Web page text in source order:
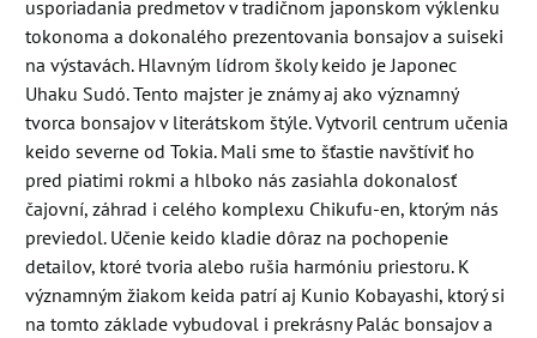
usporiadania predmetov v tradičnom japonskom výklenku
tokonoma a dokonalého prezentovania bonsajov a suiseki
na výstavách. Hlavným lídrom školy keido je Japonec
Uhaku Sudó. Tento majster je známy aj ako významný
tvorca bonsajov v literátskom štýle. Vytvoril centrum učenia
keido severne od Tokia. Mali sme to šťastie navštíviť ho
pred piatimi rokmi a hlboko nás zasiahla dokonalosť
čajovní, záhrad i celého komplexu Chikufu-en, ktorým nás
previedol. Učenie keido kladie dôraz na pochopenie
detailov, ktoré tvoria alebo rušia harmóniu priestoru. K
významným žiakom keida patrí aj Kunio Kobayashi, ktorý si
na tomto základe vybudoval i prekrásny Palác bonsajov a